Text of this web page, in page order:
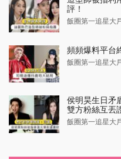
評！
飯圈第一追星大
頻頻爆料平台
飯圈第一追星大
侯明昊生日矛
雙方粉絲互丟
飯圈第一追星大